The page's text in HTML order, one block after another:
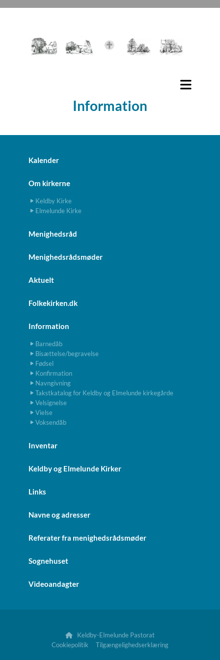
Information
Kalender
Om kirkerne
Keldby Kirke
Elmelunde Kirke
Menighedsråd
Menighedsrådsmøder
Aktuelt
Folkekirken.dk
Information
Barnedåb
Bisættelse/begravelse
Fødsel
Konfirmation
Navngivning
Takstkatalog for Keldby og Elmelunde kirkegårde
Velsignelse
Vielse
Voksendåb
Inventar
Keldby og Elmelunde Kirker
Links
Navne og adresser
Referater fra menighedsrådsmøder
Sognehuset
Videoandagter

Keldby-Elmelunde Pastorat
Cookiepolitik
Tilgængelighedserklæring